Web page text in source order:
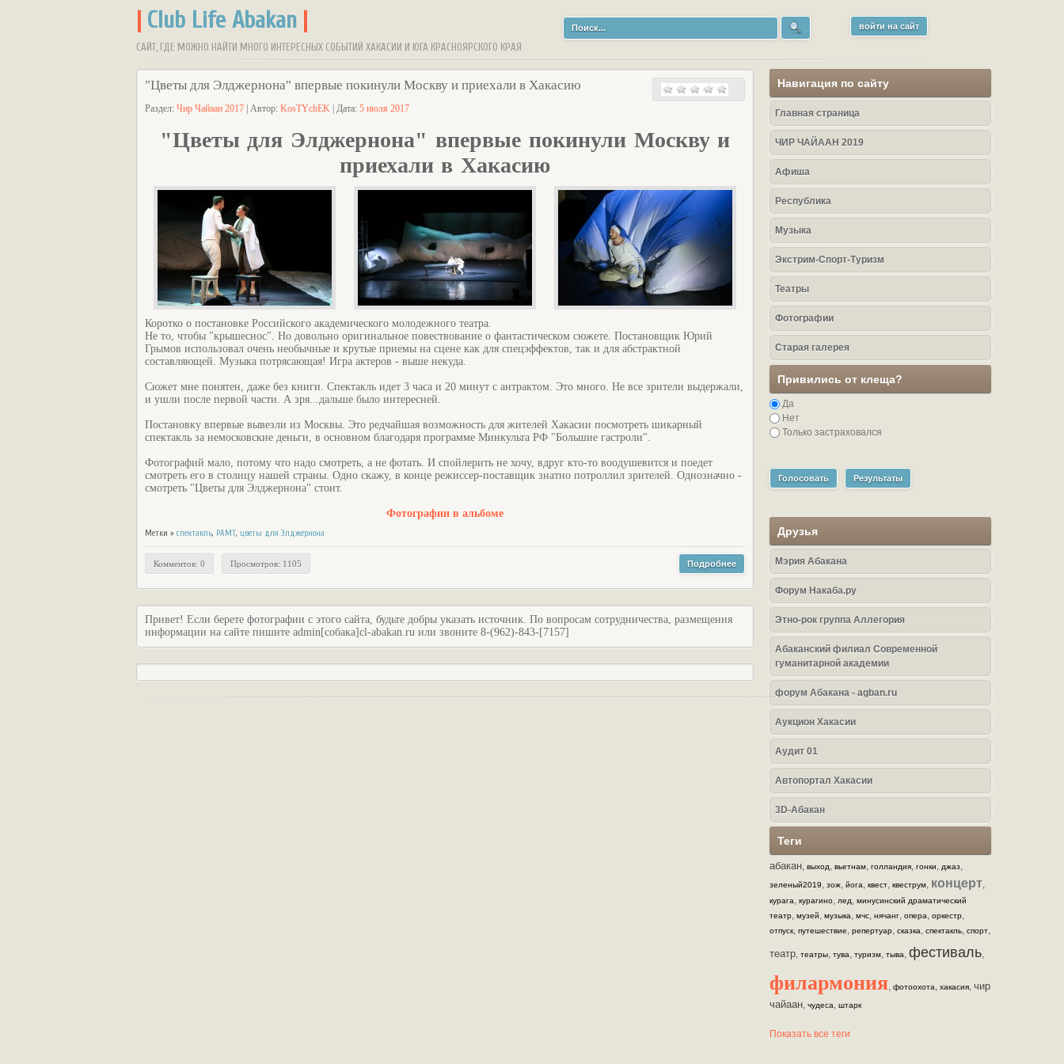
Club Life Abakan
САЙТ, ГДЕ МОЖНО НАЙТИ МНОГО ИНТЕРЕСНЫХ СОБЫТИЙ ХАКАСИИ И ЮГА КРАСНОЯРСКОГО КРАЯ
войти на сайт
"Цветы для Элджернона" впервые покинули Москву и приехали в Хакасию
Раздел: Чир Чайаан 2017 | Автор: KosTYchEK | Дата: 5 июля 2017
"Цветы для Элджернона" впервые покинули Москву и
приехали в Хакасию
Коротко о постановке Российского академического молодежного театра.
Не то, чтобы "крышеснос". Но довольно оригинальное повествование о фантастическом сюжете. Постановщик Юрий
Грымов использовал очень необычные и крутые приемы на сцене как для спецэффектов, так и для абстрактной
составляющей. Музыка потрясающая! Игра актеров - выше некуда.
Сюжет мне понятен, даже без книги. Спектакль идет 3 часа и 20 минут с антрактом. Это много. Не все зрители выдержали,
и ушли после первой части. А зря...дальше было интересней.
Постановку впервые вывезли из Москвы. Это редчайшая возможность для жителей Хакасии посмотреть шикарный
спектакль за немосковские деньги, в основном благодаря программе Минкульта РФ "Большие гастроли".
Фотографий мало, потому что надо смотреть, а не фотать. И спойлерить не хочу, вдруг кто-то воодушевится и поедет
смотреть его в столицу нашей страны. Одно скажу, в конце режиссер-поставщик знатно потроллил зрителей. Однозначно -
смотреть "Цветы для Элджернона" стоит.
Фотографии в альбоме
Метки » спектакль, РАМТ, цветы для Элджернона
Комментов: 0 Просмотров: 1105 Подробнее
Привет! Если берете фотографии с этого сайта, будьте добры указать источник. По вопросам сотрудничества, размещения
информации на сайте пишите admin[собака]cl-abakan.ru или звоните 8-(962)-843-[7157]
Навигация по сайту
Главная страница
ЧИР ЧАЙААН 2019
Афиша
Республика
Музыка
Экстрим-Спорт-Туризм
Театры
Фотографии
Старая галерея
Привились от клеща?
Да
Нет
Только застраховался
Голосовать Результаты
Друзья
Мэрия Абакана
Форум Накаба.ру
Этно-рок группа Аллегория
Абаканский филиал Современной
гуманитарной академии
форум Абакана - agban.ru
Аукцион Хакасии
Аудит 01
Автопортал Хакасии
3D-Абакан
Теги
абакан, выход, вьетнам, голландия, гонки, джаз,
зеленый2019, зож, йога, квест, квеструм, концерт,
курага, курагино, лед, минусинский драматический
театр, музей, музыка, мчс, нячанг, опера, оркестр,
отпуск, путешествие, репертуар, сказка, спектакль, спорт,
театр, театры, тува, туризм, тыва, фестиваль,
филармония, фотоохота, хакасия, чир
чайаан, чудеса, штарк
Показать все теги